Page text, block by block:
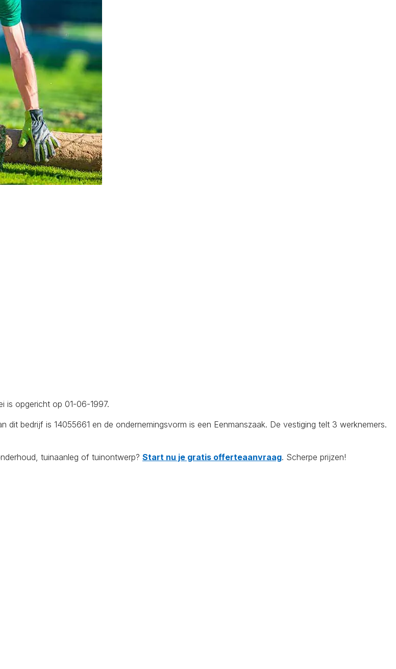
is opgericht op 01-06-1997.
bedrijf is 14055661 en de ondernemingsvorm is een Eenmanszaak. De vestiging telt 3 werknemers.
tuinaanleg of tuinontwerp? Start nu je gratis offerteaanvraag. Scherpe prijzen!